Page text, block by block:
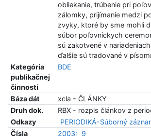
obliekanie, trúbenie pri
zálomky, prijímanie medzi
zvyky, ktoré by sme mohli
súbor poľovníckych
sú zakotvené v
ďalšie sú tradované v
Kategória
publikačnej
činnosti
BDE
Báza dát
xcla - ČLÁNKY
Druh dok.
RBX - rozpis článkov z
Odkazy
PERIODIKÁ-Súborný
Čísla
2003:
9